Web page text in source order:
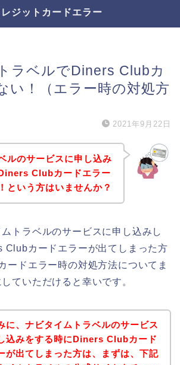
ジットカードエラー
ラベルでDiners Clubカ
い！（エラー時の対処方
2021年9月22日
ルのサービスに申し込み
Clubカードエラー
という方はいませんか？
トラベルのサービスに申し込みし
Clubカードエラーが出てしまった方
ードエラー時の対処方法についてま
ていただけると幸いです。
に、ナビタイムトラベルのサービス
込みをする時にDiners Clubカード
が出てしまった方は、まずは、下記